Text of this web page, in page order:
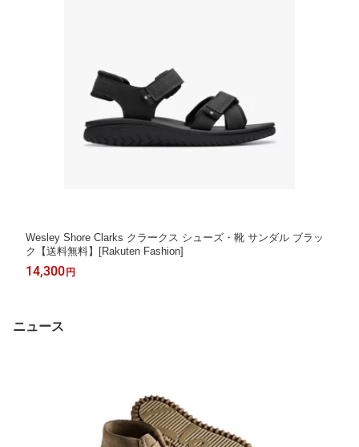
Wesley Shore Clarks クラークス シューズ・靴 サンダル ブラッ
ク【送料無料】[Rakuten Fashion]
14,300 円
ニュース